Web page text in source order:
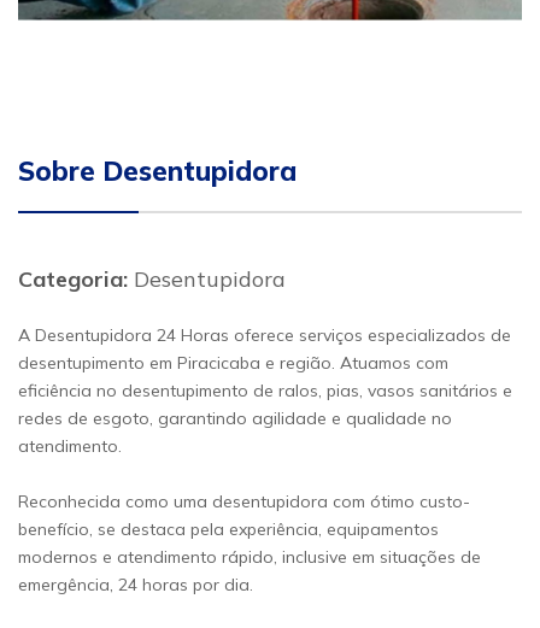
Sobre Desentupidora
Categoria: Desentupidora
A Desentupidora 24 Horas oferece serviços especializados de
desentupimento em Piracicaba e região. Atuamos com
eficiência no desentupimento de ralos, pias, vasos sanitários e
redes de esgoto, garantindo agilidade e qualidade no
atendimento.
Reconhecida como uma desentupidora com ótimo custo-
benefício, se destaca pela experiência, equipamentos
modernos e atendimento rápido, inclusive em situações de
emergência, 24 horas por dia.